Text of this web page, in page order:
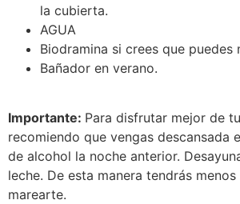
la cubierta.
AGUA
Biodramina si crees que puedes
Bañador en verano.
Importante: Para disfrutar mejor de
recomiendo que vengas descansada
de alcohol la noche anterior.
leche. De esta manera tendrás
marearte.